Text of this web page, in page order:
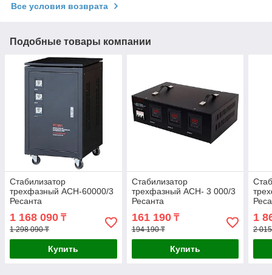
Все условия возврата
Подобные товары компании
Стабилизатор
трехфазный АСН-60000/3
Ресанта
1 168 090 ₸
1 298 090 ₸
Купить
Стабилизатор
трехфазный АСН- 3 000/3
Ресанта
161 190₸
194 190 ₸
Купить
1
2